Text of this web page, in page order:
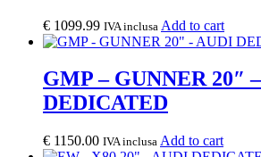
€ 1099.99 IVA inclusa Add to cart
GMP – GUNNER 20″
DEDICATED
€ 1150.00 IVA inclusa Add to cart